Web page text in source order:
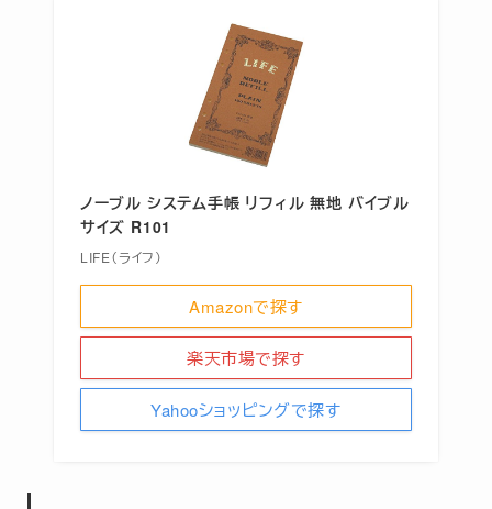
ノーブル システム手帳 リフィル 無地 バイブル
サイズ R101
LIFE（ライフ）
Amazonで探す
楽天市場で探す
Yahooショッピングで探す